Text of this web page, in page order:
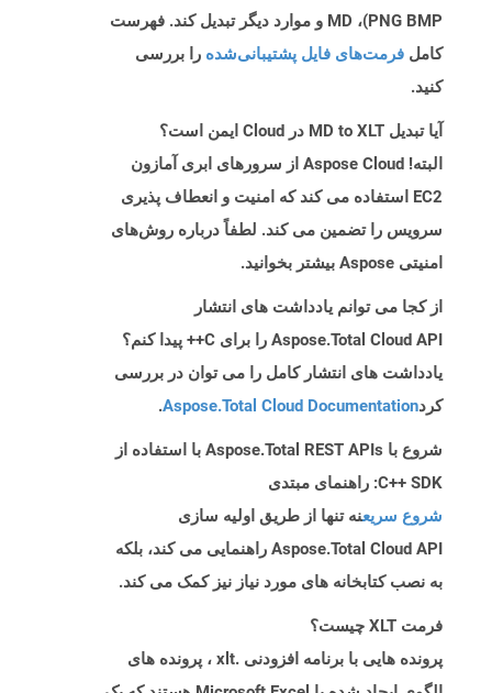
PNG BMP)، MD و موارد دیگر تبدیل کند. فهرست
کامل فرمت‌های فایل پشتیبانی‌شده را بررسی
کنید.
آیا تبدیل MD to XLT در Cloud ایمن است؟
البته! Aspose Cloud از سرورهای ابری آمازون
EC2 استفاده می کند که امنیت و انعطاف پذیری
سرویس را تضمین می کند. لطفاً درباره روش‌های
امنیتی Aspose بیشتر بخوانید.
از کجا می توانم یادداشت های انتشار
Aspose.Total Cloud API را برای C++ پیدا کنم؟
یادداشت های انتشار کامل را می توان در بررسی
کردAspose.Total Cloud Documentation
.
شروع با Aspose.Total REST APIs با استفاده از
C++ SDK: راهنمای مبتدی
شروع سریعنه تنها از طریق اولیه سازی
Aspose.Total Cloud API راهنمایی می کند، بلکه
به نصب کتابخانه های مورد نیاز نیز کمک می کند.
فرمت XLT چیست؟
پرونده هایی با برنامه افزودنی .xlt ، پرونده های